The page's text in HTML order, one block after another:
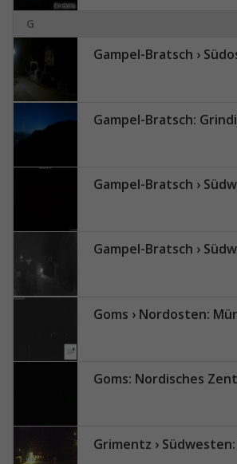
G
Gampel-Bratsch › Südosten: Gebidum -
Gampel-Bratsch:
Gampel-Bratsch ›
Gampel-Bratsch ›
Goms › Nordosten: Münster
Goms: Nordisches
Grimentz › Südwesten: Boulangerie Pâtisserie Salamin, le Tea Room -